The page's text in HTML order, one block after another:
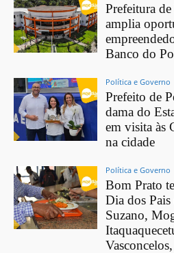
Prefeitura
amplia
Banco do
Política e Governo
Prefeito de
dama do
em visita às
na cidade
Política e Governo
Bom Prato
Dia dos Pais
Suzano,